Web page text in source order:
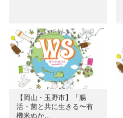
【岡山・玉野市】「腸
活・菌と共に生きる〜有
機米ぬか…